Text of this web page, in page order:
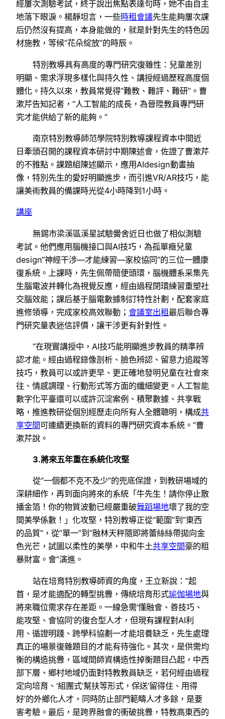
經屢次測驗考試，終于說出焦點表達句時，她不由自主
地落下眼淚。楊靜坦言，一些時租會議先生能夠屢次課
后仍然沒有提高，本身能做的，就是針對先生的特色因
材施教，等候“花朵綻放”的時辰。
特別教導具有高度的專門研究復雜性：兒童差別
明顯、需求浮現多樣化與持久性、講授經過歷程高度個
體化。持久以來，教員常覺得“難教、難評、難研”。曹
漱芹告知記者，“人工智能的成長，為晉陞教員專門研
究才能供給了新的能夠。”
南京特別教導師范學院特別教導課程資本中間近
日牽頭召開的課程資本研討中期陳述會，佐證了曹漱芹
的不雅點。課題組陳述顯示，應用AIdesign動畫抽
像，特別先生的愛好明顯進步，而引進VR/AR技巧，能
讓美術教員的備課時光從4小時降到1小時。
講座
無錫市梁溪區溪星試驗黌舍近日也做了相似測驗
考試。他們應用腦機接口與AI技巧，為孤單癥兒童
design“神經干涉—才能練習—家校協同”的三位一體康
復系統。上課時，先生佩帶簡便頭環，腦機體系采集先
生腦電波并轉化為視覺反應，經由過程閉環練習重塑社
交腦效能；課后基于腦電數據制訂特性計劃，配套家庭
進修領導，完成家校高效聯動； 會議室出租最后聯合專
門研究量表迷信評價，讓干涉更有針對性。
“在現實講授中，AI技巧能明顯進步教員的精準辨
認才能。經由過程錄像剖析、臉色辨認、留意力追蹤等
技巧，教員可以或許更早、更正確地發明兒童在社會來
往、情感調理、行動形式等方面的纖細變更。人工智能
數字化平臺還可以或許沉淀案例、積聚數據、共享戰
略，推進教研從個別經歷走向所有人全體聰明，構成共
享空間可連續更換新的資料的專門研究資本系統。”曹
漱芹說。
3.將來五年重在系統化攻堅
從“一個都不克不及少”的兜底保證，到教研場域的
深耕細作，再到面向將來的系統「牛先生！請你停止散
播金箔！你的物質波動已經嚴重破舞蹈場地壞了我的空
間美學係數！」化攻堅，特別教導正從“範圍”到“東西
的品質”，從“單一”到“融林天秤隨即將蕾絲絲帶拋向金
色光芒，試圖以柔性的美學，中和牛土共享空間豪的粗
暴財富。會”演進。
站在培育特別教導師資的角度，王立新說：“起
首，是才能適配的轉型挑釁，傳統培育形式瑜伽場地與
將來職位需求存在差距。一線急需‘懂融會、善技巧、
能攻堅、會協同’的復合型人才，但現有課程對AI利
用、循證明踐、跨學科協劃一才能培養缺乏，先生處理
真正的場景復雜題目的才能有待強化。其次，是供需均
衡的構造挑釁，區域間師資構造性掉衡題目凸起，中西
部下層、鄉村地域仍面對特教教員缺乏，若何經由過程
定向培育、‘組團式’幫扶等形式，保送‘留得住、用得
好’的外鄉化人才，同時防止部門範疇人才多餘，是要
害考驗。最后，是跨界融會的衝破挑釁，特教高東西的